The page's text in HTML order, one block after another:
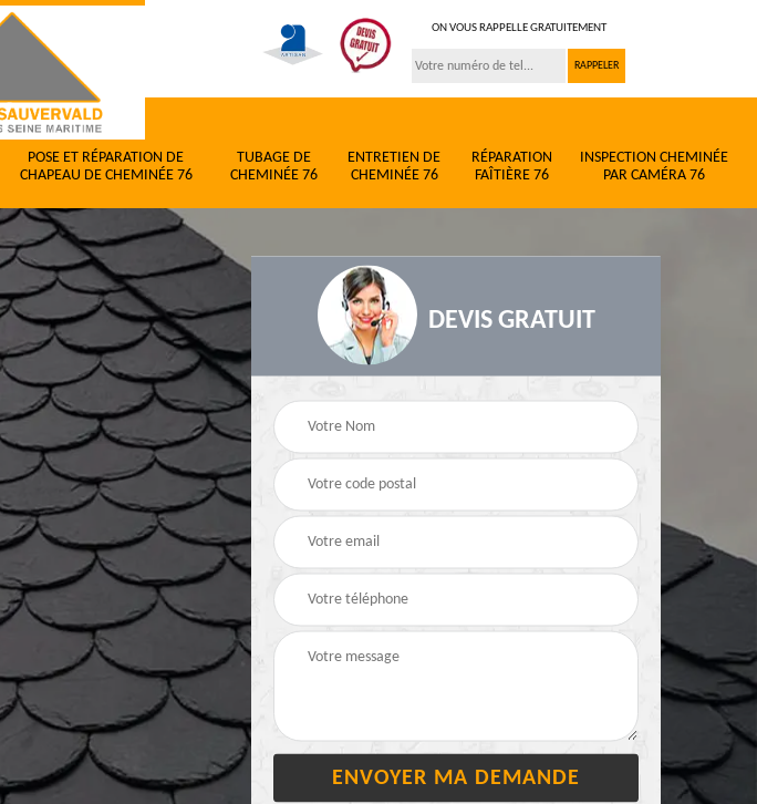
ON VOUS RAPPELLE GRATUITEMENT
POSE ET RÉPARATION DE
CHAPEAU DE CHEMINÉE 76
TUBAGE DE
CHEMINÉE 76
ENTRETIEN DE
CHEMINÉE 76
RÉPARATION
FAÎTIÈRE 76
INSPECTION CHEMINÉE
PAR CAMÉRA 76
DEVIS GRATUIT